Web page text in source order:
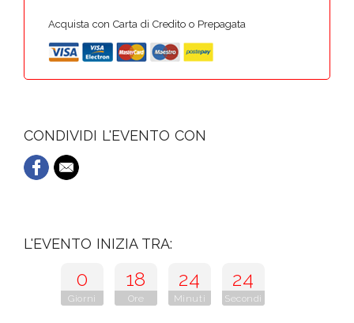
Acquista con Carta di Credito o Prepagata
CONDIVIDI L'EVENTO CON
L'EVENTO INIZIA TRA:
0
Giorni
18
Ore
24
Minuti
23
Secondi